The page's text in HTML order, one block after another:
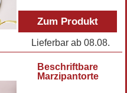
Zum Produkt
Lieferbar ab 08.08.
Beschriftbare
Marzipantorte